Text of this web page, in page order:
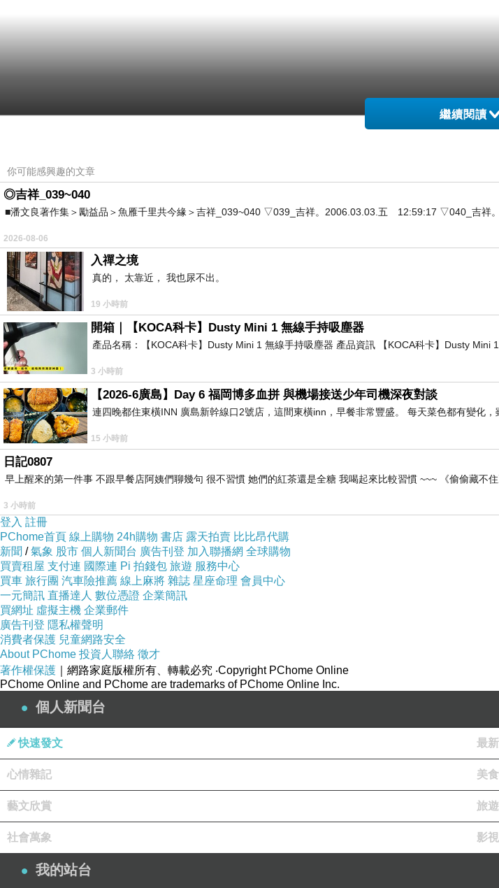
繼續閱讀
你可能感興趣的文章
◎吉祥_039~040
■潘文良著作集＞勵益品＞魚雁千里共今緣＞吉祥_039~040 ▽039_吉祥。2006.03.03.五 12:59:17 ▽040_吉祥
2026-08-06
入禪之境
真的， 太靠近， 我也尿不出。
19 小時前
開箱｜【KOCA科卡】Dusty Mini 1 無線手持吸塵器
產品名稱：【KOCA科卡】Dusty Mini 1 無線手持吸塵器 產品資訊 【KOCA科卡】Dusty Mini
3 小時前
【2026-6廣島】Day 6 福岡博多血拼 與機場接送少年司機深夜對談
連四晚都住東橫INN 廣島新幹線口2號店，這間東橫inn，早餐非常豐盛。 每天菜色都有變化
15 小時前
日記0807
早上醒來的第一件事 不跟早餐店阿姨們聊幾句 很不習慣 她們的紅茶還是全糖 我喝起來比較習慣 ~~~ 《偷偷藏不住
3 小時前
登入 註冊
PChome首頁 線上購物 24h購物 書店 露天拍賣 比比昂代購
新聞 /氣象 股市 個人新聞台 廣告刊登 加入聯播網 全球購物
買賣租屋 支付連 國際連 Pi 拍錢包 旅遊 服務中心
買車 旅行團 汽車險推薦 線上麻將 雜誌 星座命理 會員中心
一元簡訊 直播達人 數位憑證 企業簡訊
買網址 虛擬主機 企業郵件
廣告刊登 隱私權聲明
消費者保護 兒童網路安全
About PChome 投資人聯絡 徵才
著作權保護 ｜網路家庭版權所有、轉載必究 ‧Copyright PChome Online
PChome Online and PChome are trademarks of PChome Online Inc.
個人新聞台
快速發文 最
心情雜記 美
藝文欣賞 旅
社會萬象 影
我的站台